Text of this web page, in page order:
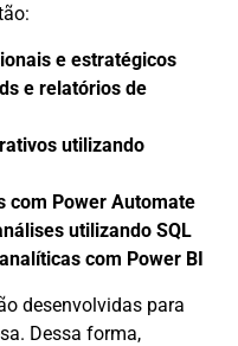
e estratégicos
e relatórios de
utilizando
com Power Automate
utilizando SQL
com Power BI
desenvolvidas para
Dessa forma,